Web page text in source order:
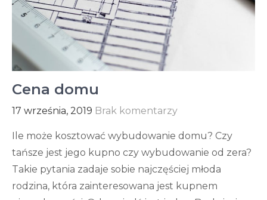
Cena domu
17 września, 2019 Brak komentarzy
Ile może kosztować wybudowanie domu? Czy
tańsze jest jego kupno czy wybudowanie od zera?
Takie pytania zadaje sobie najczęściej młoda
rodzina, która zainteresowana jest kupnem